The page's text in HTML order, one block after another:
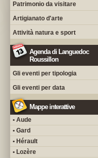
Patrimonio da visitare
Artigianato d'arte
Attività natura e sport
Agenda di Languedoc
Roussillon
Gli eventi per tipologia
Gli eventi per data
Mappe interattive
• Aude
• Gard
• Hérault
• Lozère